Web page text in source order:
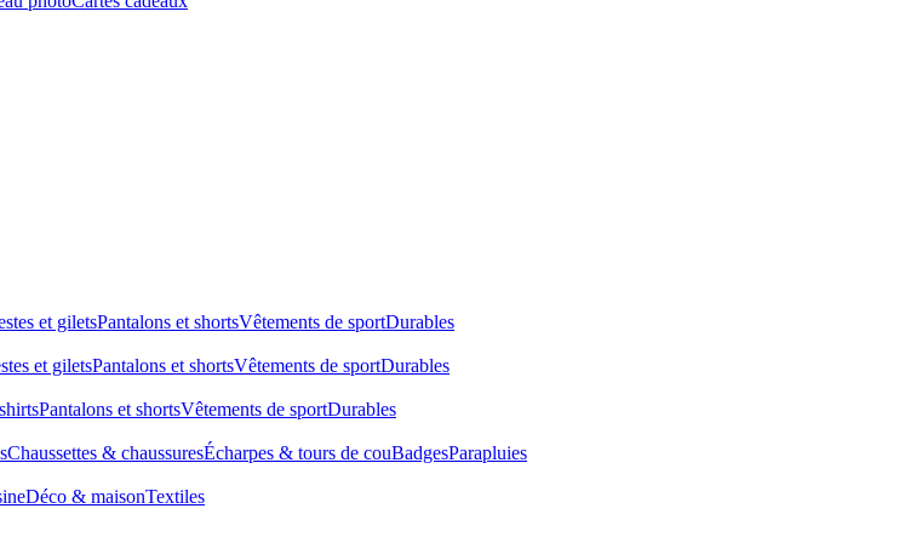
et giletsPantalons et shortsVêtements de sportDurables
et giletsPantalons et shortsVêtements de sportDurables
Pantalons et shortsVêtements de sportDurables
Chaussettes & chaussuresÉcharpes & tours de couBadgesParapluies
Déco & maisonTextiles